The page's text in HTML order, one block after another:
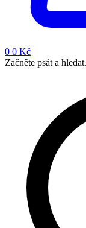
0 0 Kč
Začněte psát a